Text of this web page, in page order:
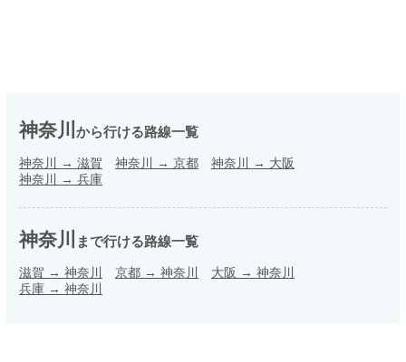
神奈川 から行ける路線一覧
神奈川 → 滋賀 神奈川 → 京都 神奈川 → 大阪
神奈川 → 兵庫
神奈川 まで行ける路線一覧
滋賀 → 神奈川 京都 → 神奈川 大阪 → 神奈川
兵庫 → 神奈川